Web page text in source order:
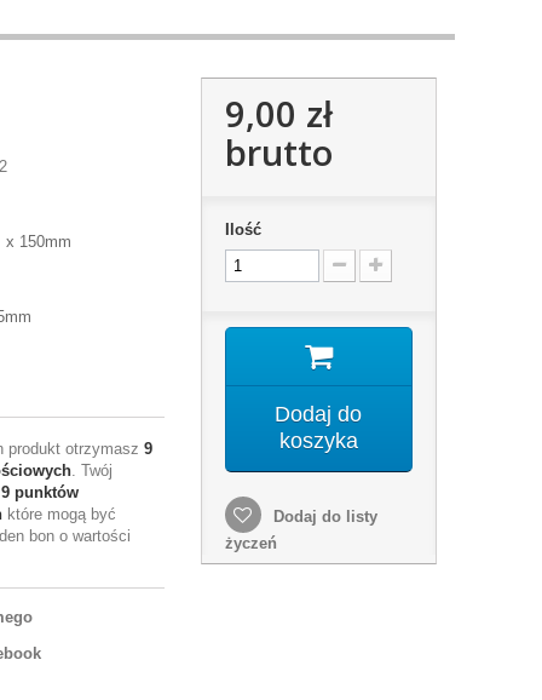
x 150mm
produkt otrzymasz 9
. Twój
9 punktów
które mogą być
bon o wartości
9,00 zł
brutto
Ilość
Dodaj do
koszyka
Dodaj do listy
życzeń